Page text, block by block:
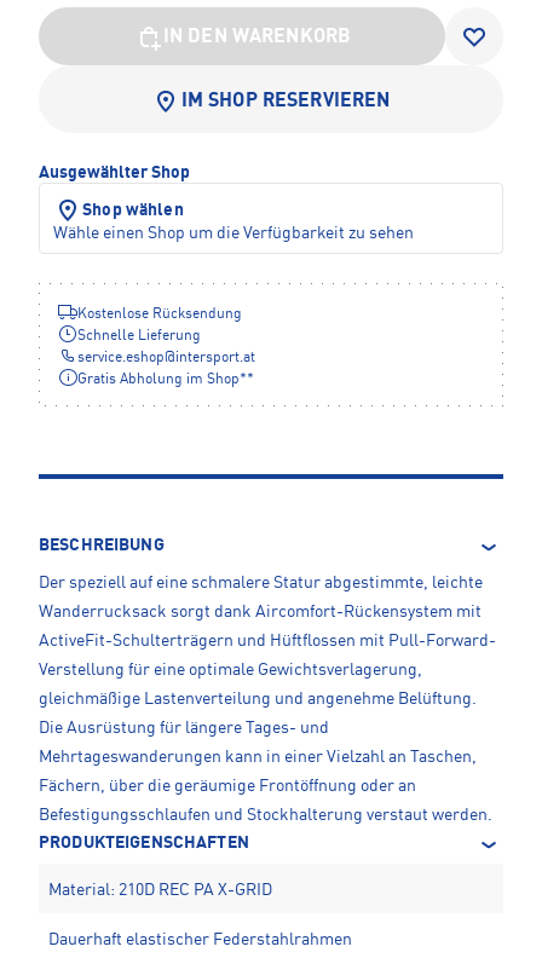
IN DEN WARENKORB
IM SHOP RESERVIEREN
Ausgewählter Shop
Shop wählen
Wähle einen Shop um die Verfügbarkeit zu sehen
Kostenlose Rücksendung
Schnelle Lieferung
service.eshop@intersport.at
Gratis Abholung im Shop**
BESCHREIBUNG
Der speziell auf eine schmalere Statur abgestimmte, leichte
Wanderrucksack sorgt dank Aircomfort-Rückensystem mit
ActiveFit-Schulterträgern und Hüftflossen mit Pull-Forward-
Verstellung für eine optimale Gewichtsverlagerung,
gleichmäßige Lastenverteilung und angenehme Belüftung.
Die Ausrüstung für längere Tages- und
Mehrtageswanderungen kann in einer Vielzahl an Taschen,
Fächern, über die geräumige Frontöffnung oder an
Befestigungsschlaufen und Stockhalterung verstaut werden.
PRODUKTEIGENSCHAFTEN
Material: 210D REC PA X-GRID
Dauerhaft elastischer Federstahlrahmen